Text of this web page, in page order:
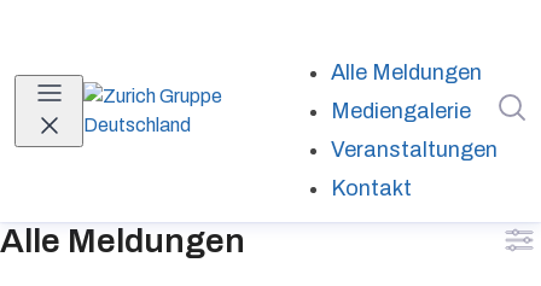
Alle Meldungen
Mediengalerie
Veranstaltungen
Kontakt
Alle Meldungen